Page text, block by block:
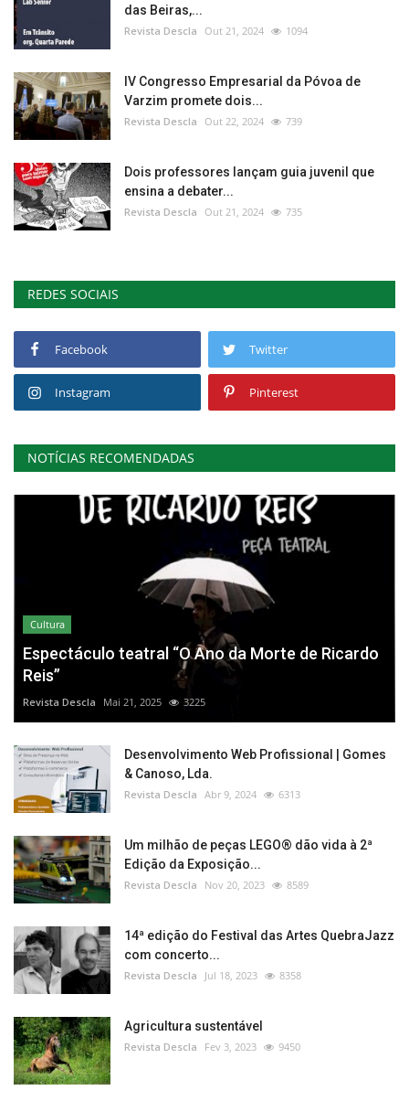
das Beiras,...
Revista Descla Out 21, 2024 1094
IV Congresso Empresarial da Póvoa de
Varzim promete dois...
Revista Descla Out 22, 2024 739
Dois professores lançam guia juvenil que
ensina a debater...
Revista Descla Out 21, 2024 735
REDES SOCIAIS
Facebook Twitter
Instagram Pinterest
NOTÍCIAS RECOMENDADAS
Cultura
Espectáculo teatral “O Ano da Morte de Ricardo
Reis”
Revista Descla Mai 21, 2025 3225
Desenvolvimento Web Profissional | Gomes
& Canoso, Lda.
Revista Descla Abr 9, 2024 6313
Um milhão de peças LEGO® dão vida à 2ª
Edição da Exposição...
Revista Descla Nov 20, 2023 8589
14ª edição do Festival das Artes QuebraJazz
com concerto...
Revista Descla Jul 18, 2023 8358
Agricultura sustentável
Revista Descla Fev 3, 2023 9450